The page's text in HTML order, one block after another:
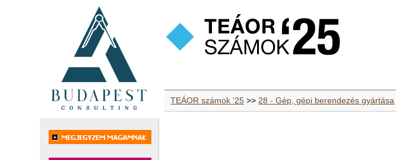
TEÁOR számok '25 >>28 - Gép, gépi berendezés gyártása